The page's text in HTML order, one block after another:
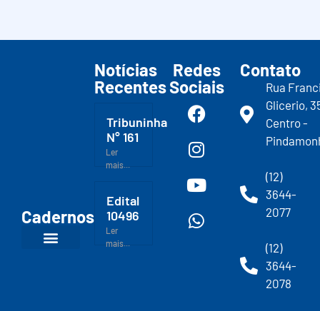
Cadernos
Notícias
Recentes
Tribuninha
N° 161
Ler
mais...
Edital
10496
Ler
mais...
Redes
Sociais
Contato
Rua
Glicerio,
Centro -
(12)
3644-
2077
(12)
3644-
2078